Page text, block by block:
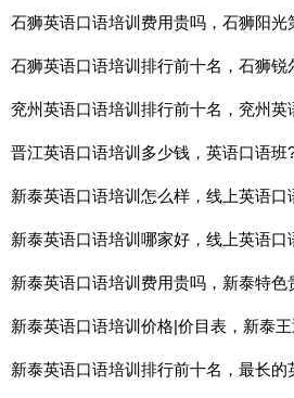
石狮英语口语培训费用贵吗，石狮阳光
石狮英语口语培训排行前十名，石狮锐
兖州英语口语培训排行前十名，兖州英
晋江英语口语培训多少钱，英语口语班
新泰英语口语培训怎么样，线上英语口
新泰英语口语培训哪家好，线上英语口
新泰英语口语培训费用贵吗，新泰特色
新泰英语口语培训价格|价目表，新泰
新泰英语口语培训排行前十名，最长的